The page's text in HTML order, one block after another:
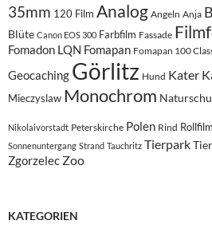
35mm 120 Film Analog Angeln Anja
Blüte Canon EOS 300 Farbfilm Fassade
Fomadon LQN Fomapan Fomapan 100
Geocaching Görlitz Hund Kater
Mieczyslaw Monochrom
Nikolaivorstadt Peterskirche Polen Rind Rollfilm
Sonnenuntergang Strand Tauchritz Tierpark
Zgorzelec Zoo
KATEGORIEN